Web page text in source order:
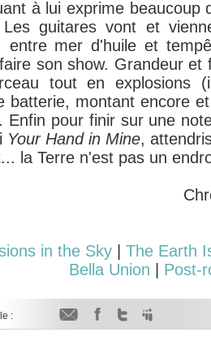
à lui exprime beaucoup
guitares vont et
entre mer d'huile et
son show. Grandeur et
tout en explosions
batterie, montant encore
Enfin pour finir sur une
Your Hand in Mine,
la Terre n'est pas un
in the Sky| The Earth
Bella Union
Post-
: